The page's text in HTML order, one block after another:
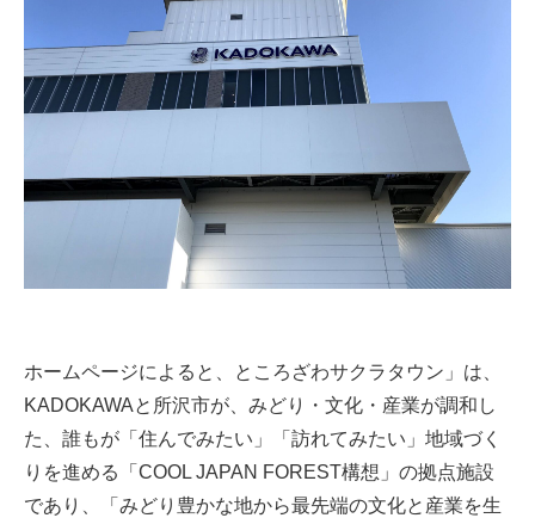
ホームページによると、ところざわサクラタウン」は、
KADOKAWAと所沢市が、みどり・文化・産業が調和し
た、誰もが「住んでみたい」「訪れてみたい」地域づく
りを進める「COOL JAPAN FOREST構想」の拠点施設
であり、「みどり豊かな地から最先端の文化と産業を生